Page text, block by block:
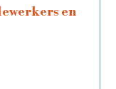
en